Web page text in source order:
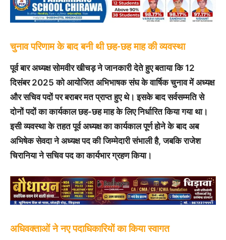
चुनाव परिणाम के बाद बनी थी छह-छह माह की व्यवस्था
पूर्व बार अध्यक्ष सोमवीर खीचड़ ने जानकारी देते हुए बताया कि 12
दिसंबर 2025 को आयोजित अभिभाषक संघ के वार्षिक चुनाव में अध्यक्ष
और सचिव पदों पर बराबर मत प्राप्त हुए थे। इसके बाद सर्वसम्मति से
दोनों पदों का कार्यकाल छह-छह माह के लिए निर्धारित किया गया था।
इसी व्यवस्था के तहत पूर्व अध्यक्ष का कार्यकाल पूर्ण होने के बाद अब
अभिषेक सेवदा ने अध्यक्ष पद की जिम्मेदारी संभाली है, जबकि राजेश
चिरानिया ने सचिव पद का कार्यभार ग्रहण किया।
अधिवक्ताओं ने नए पदाधिकारियों का किया स्वागत